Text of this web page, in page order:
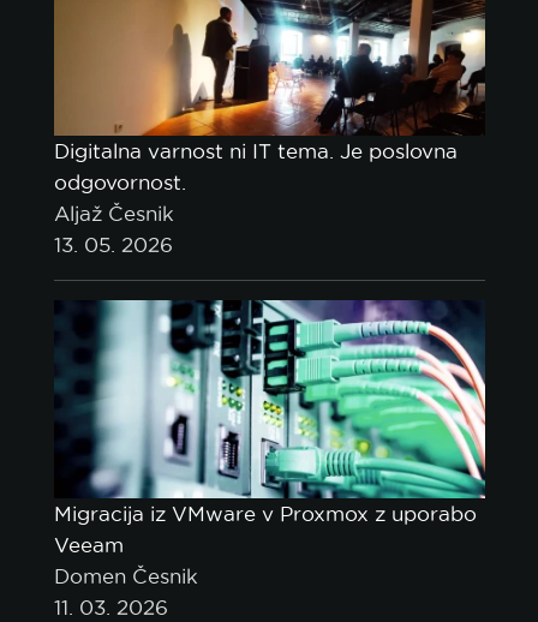
Digitalna varnost ni IT tema. Je poslovna
odgovornost.
Aljaž Česnik
13. 05. 2026
Migracija iz VMware v Proxmox z uporabo
Veeam
Domen Česnik
11. 03. 2026